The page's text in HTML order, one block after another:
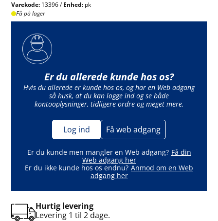
Varekode: 13396 /Enhed: pk
Få på lager
Er du allerede kunde hos os?
Hvis du allerede er kunde hos os, og har en Web adgang
så husk, at du kan logge ind og se både
kontooplysninger, tidligere ordre og meget mere.
Log ind Få web adgang
Er du kunde men mangler en Web adgang? Få din
Web adgang her
Er du ikke kunde hos os endnu? Anmod om en Web
adgang her
Hurtig levering
Levering 1 til 2 dage.